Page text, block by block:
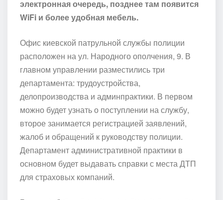
электронная очередь, позднее там появится
WiFi и более удобная мебель.
Офис киевской патрульной службы полиции
расположен на ул. Народного ополчения, 9. В
главном управлении разместились три
департамента: трудоустройства,
делопроизводства и админпрактики. В первом
можно будет узнать о поступлении на службу,
второе занимается регистрацией заявлений,
жалоб и обращений к руководству полиции.
Департамент административной практики в
основном будет выдавать справки с места ДТП
для страховых компаний.